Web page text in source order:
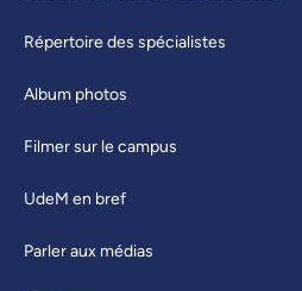
Répertoire des spécialistes
Album photos
Filmer sur le campus
UdeM en bref
Parler aux médias